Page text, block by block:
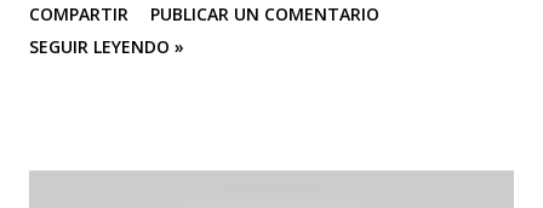
COMPARTIR
PUBLICAR UN COMENTARIO
SEGUIR LEYENDO »